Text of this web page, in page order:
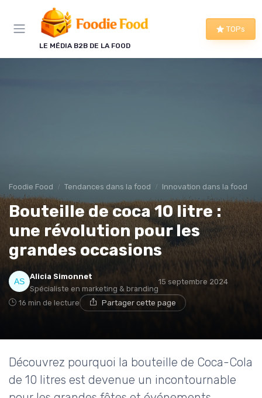
LE MÉDIA B2B DE LA FOOD
TOPs
Foodie Food Tendances dans la food Innovation dans la food
Bouteille de coca 10 litre :
une révolution pour les
grandes occasions
Alicia Simonnet
Spécialiste en marketing & branding
15 septembre 2024
16 min de lecture Partager cette page
Découvrez pourquoi la bouteille de Coca-Cola
de 10 litres est devenue un incontournable
Panneau de gestion des cookies